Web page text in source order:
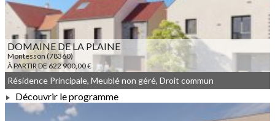
DOMAINE DE LA PLAINE
Montesson (78360)
À PARTIR DE 622 900,00 €
Résidence Principale, Meublé non géré, Droit commun
Découvrir le programme